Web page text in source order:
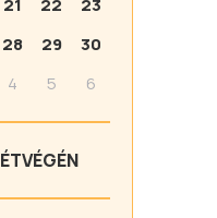
21 22
23
28 29
30
4 5 6